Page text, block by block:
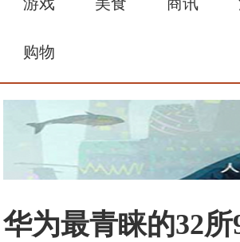
购物
华为最青睐的32所